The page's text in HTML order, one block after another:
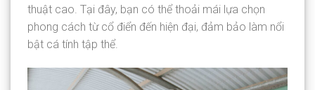
thuật cao. Tại đây, bạn có thể thoải mái lựa chọn
phong cách từ cổ điển đến hiện đại, đảm bảo làm nổi
bật cá tính tập thể.